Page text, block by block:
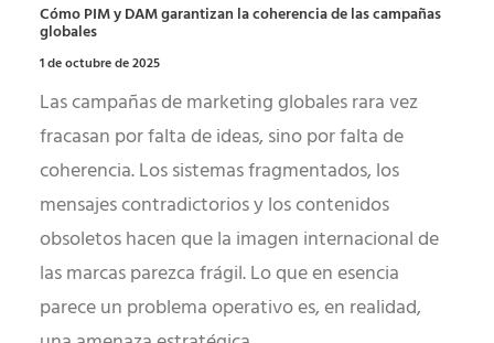
Cómo PIM y DAM garantizan la coherencia de las campañas
globales
1 de octubre de 2025
Las campañas de marketing globales rara vez
fracasan por falta de ideas, sino por falta de
coherencia. Los sistemas fragmentados, los
mensajes contradictorios y los contenidos
obsoletos hacen que la imagen internacional de
las marcas parezca frágil. Lo que en esencia
parece un problema operativo es, en realidad,